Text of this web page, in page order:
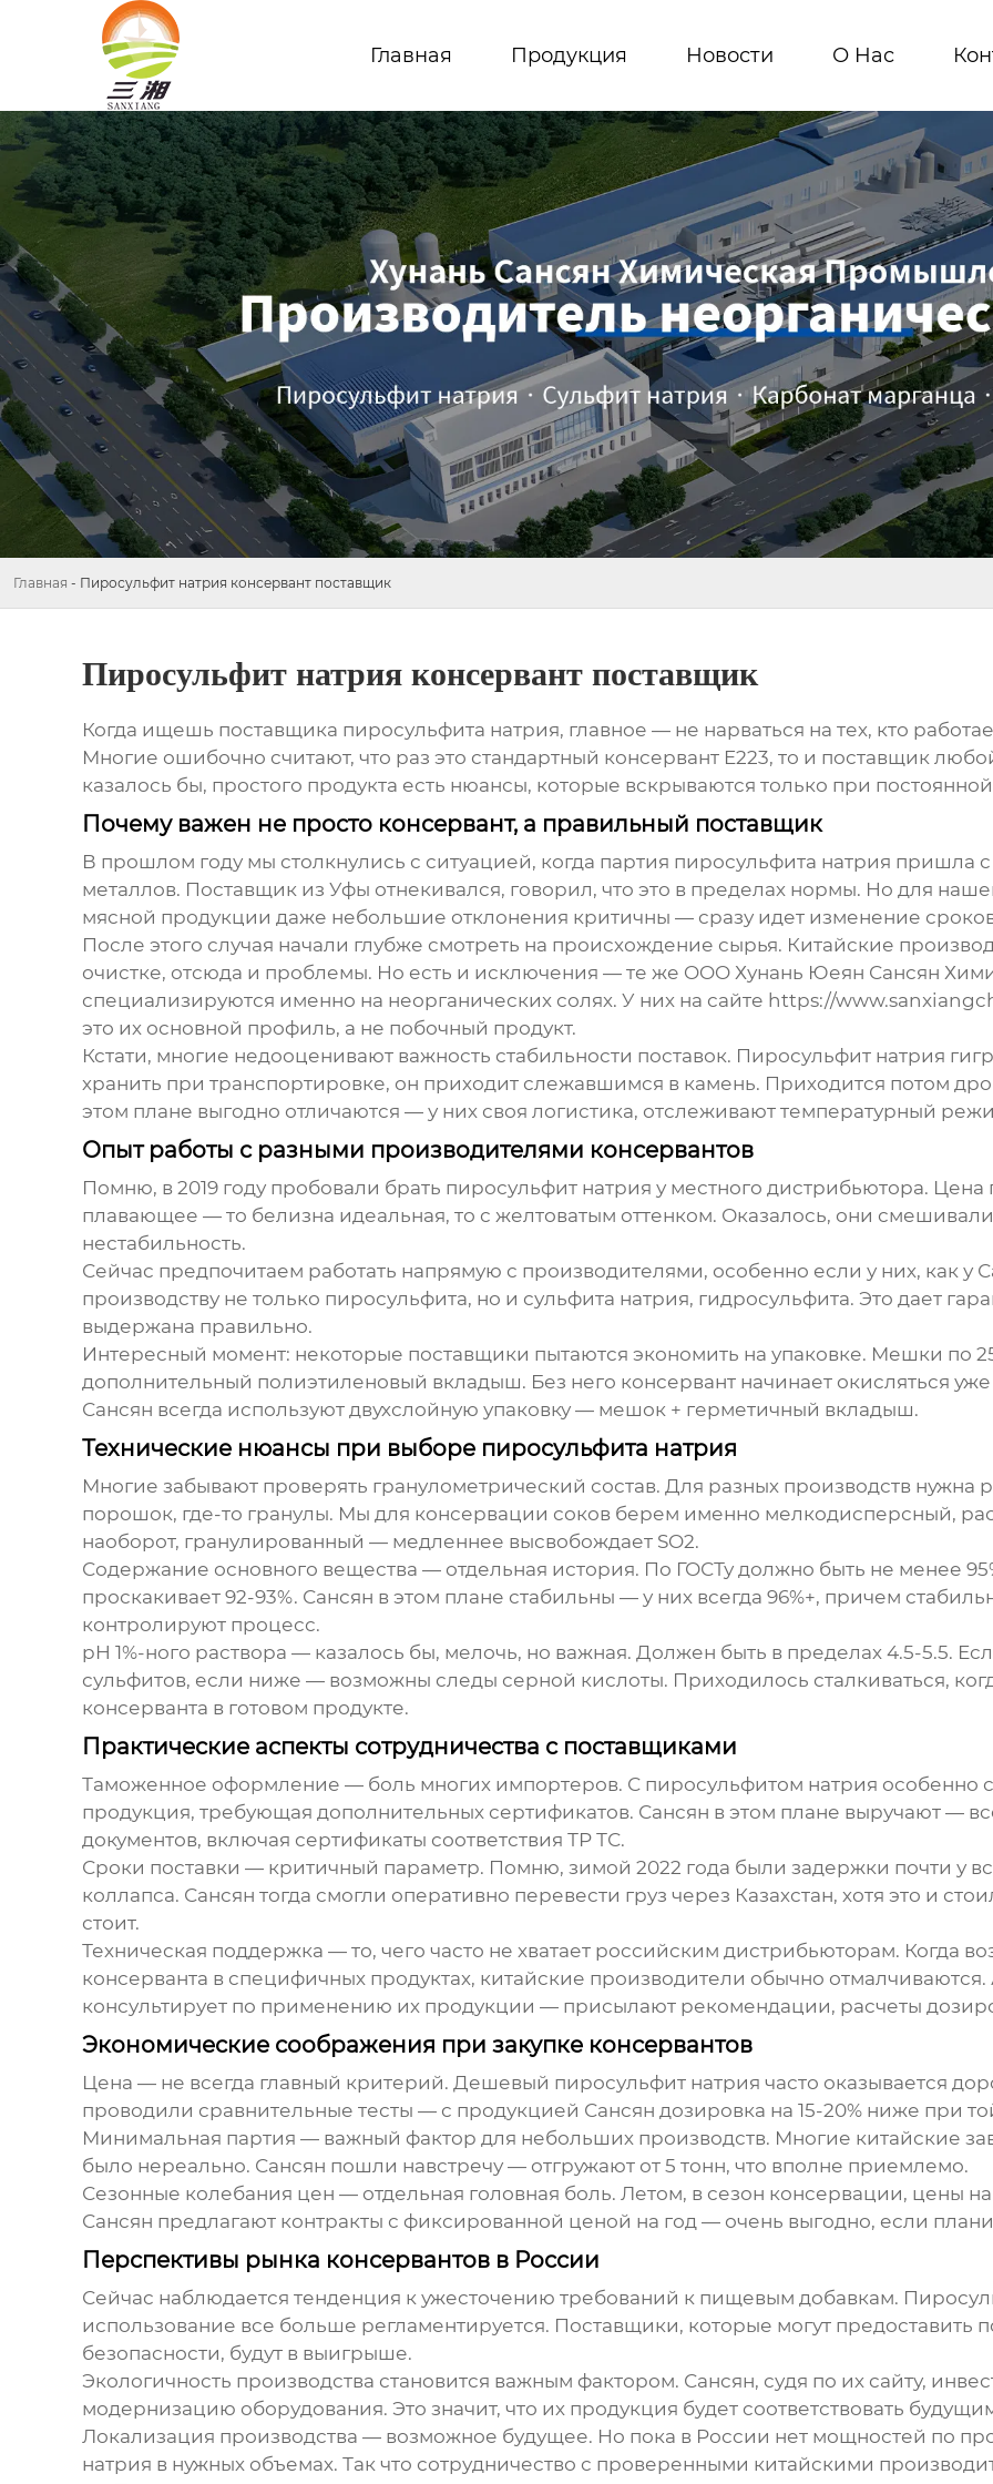
Главная Продукция Новости О Hас
Главная - Пиросульфит натрия консервант поставщик
Пиросульфит натрия консервант поставщик
Когда ищешь поставщика пиросульфита натрия, главное — не нарваться на тех, кто
Многие ошибочно считают, что раз это стандартный консервант E223, то и поставщик
казалось бы, простого продукта есть нюансы, которые вскрываются только при
Почему важен не просто консервант, а правильный поставщик
В прошлом году мы столкнулись с ситуацией, когда партия пиросульфита натрия
металлов. Поставщик из Уфы отнекивался, говорил, что это в пределах нормы. Но для
мясной продукции даже небольшие отклонения критичны — сразу идет изменение
После этого случая начали глубже смотреть на происхождение сырья. Китайские
очистке, отсюда и проблемы. Но есть и исключения — те же OOO Хунань Юеян Сансян
специализируются именно на неорганических солях. У них на сайте https://
это их основной профиль, а не побочный продукт.
Кстати, многие недооценивают важность стабильности поставок. Пиросульфит натрия
хранить при транспортировке, он приходит слежавшимся в камень. Приходится потом
этом плане выгодно отличаются — у них своя логистика, отслеживают температурный
Опыт работы с разными производителями консервантов
Помню, в 2019 году пробовали брать пиросульфит натрия у местного дистрибьютора. Цена
плавающее — то белизна идеальная, то с желтоватым оттенком. Оказалось, они
нестабильность.
Сейчас предпочитаем работать напрямую с производителями, особенно если у них, как у
производству не только пиросульфита, но и сульфита натрия, гидросульфита. Это дает
выдержана правильно.
Интересный момент: некоторые поставщики пытаются экономить на упаковке. Мешки по
дополнительный полиэтиленовый вкладыш. Без него консервант начинает окисляться
Сансян всегда используют двухслойную упаковку — мешок + герметичный вкладыш.
Технические нюансы при выборе пиросульфита натрия
Многие забывают проверять гранулометрический состав. Для разных производств нужна
порошок, где-то гранулы. Мы для консервации соков берем именно мелкодисперсный,
наоборот, гранулированный — медленнее высвобождает SO2.
Содержание основного вещества — отдельная история. По ГОСТу должно быть не менее
проскакивает 92-93%. Сансян в этом плане стабильны — у них всегда 96%+, причем
контролируют процесс.
pH 1%-ного раствора — казалось бы, мелочь, но важная. Должен быть в пределах 4.5-5.5.
сульфитов, если ниже — возможны следы серной кислоты. Приходилось сталкиваться,
консерванта в готовом продукте.
Практические аспекты сотрудничества с поставщиками
Таможенное оформление — боль многих импортеров. С пиросульфитом натрия особенно
продукция, требующая дополнительных сертификатов. Сансян в этом плане выручают —
документов, включая сертификаты соответствия ТР ТС.
Сроки поставки — критичный параметр. Помню, зимой 2022 года были задержки почти у
коллапса. Сансян тогда смогли оперативно перевести груз через Казахстан, хотя это и
стоит.
Техническая поддержка — то, чего часто не хватает российским дистрибьюторам. Когда
консерванта в специфичных продуктах, китайские производители обычно отмалчиваются.
консультирует по применению их продукции — присылают рекомендации, расчеты
Экономические соображения при закупке консервантов
Цена — не всегда главный критерий. Дешевый пиросульфит натрия часто оказывается
проводили сравнительные тесты — с продукцией Сансян дозировка на 15-20% ниже при
Минимальная партия — важный фактор для небольших производств. Многие китайские
было нереально. Сансян пошли навстречу — отгружают от 5 тонн, что вполне приемлемо.
Сезонные колебания цен — отдельная головная боль. Летом, в сезон консервации, цены
Сансян предлагают контракты с фиксированной ценой на год — очень выгодно, если
Перспективы рынка консервантов в России
Сейчас наблюдается тенденция к ужесточению требований к пищевым добавкам.
использование все больше регламентируется. Поставщики, которые могут
безопасности, будут в выигрыше.
Экологичность производства становится важным фактором. Сансян, судя по их сайту,
модернизацию оборудования. Это значит, что их продукция будет соответствовать
Локализация производства — возможное будущее. Но пока в России нет мощностей по
натрия в нужных объемах. Так что сотрудничество с проверенными китайскими